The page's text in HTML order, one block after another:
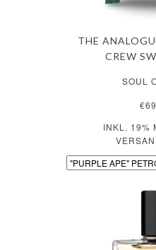
THE
CREW
SOUL
INKL. 19%